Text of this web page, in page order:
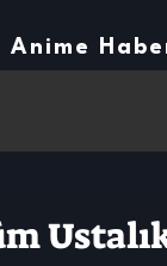
Anime